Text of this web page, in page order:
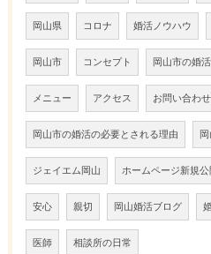
岡山県 コロナ 婚活ノウハウ
岡山市 コンセプト 岡山市の婚
メニュー アクセス お問い合わせ
岡山市の婚活の必要とされる理由
ジェイエム岡山 ホームページ新規公
安心 親切 岡山婚活ブログ
医師 相談所の日常